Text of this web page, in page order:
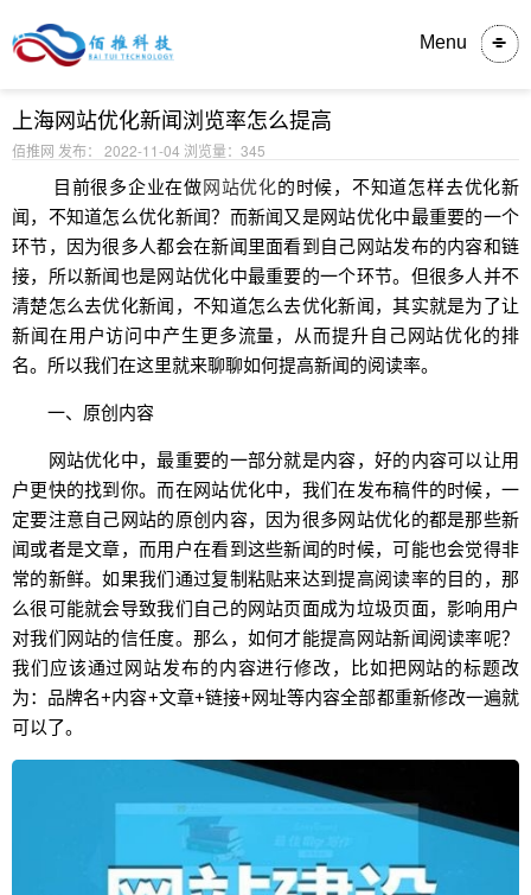
Menu
上海网站优化新闻浏览率怎么提高
佰推网 发布： 2022-11-04 浏览量：345
目前很多企业在做网站优化的时候，不知道怎样去优化新
闻，不知道怎么优化新闻？而新闻又是网站优化中最重要的一个
环节，因为很多人都会在新闻里面看到自己网站发布的内容和链
接，所以新闻也是网站优化中最重要的一个环节。但很多人并不
清楚怎么去优化新闻，不知道怎么去优化新闻，其实就是为了让
新闻在用户访问中产生更多流量，从而提升自己网站优化的排
名。所以我们在这里就来聊聊如何提高新闻的阅读率。
一、原创内容
网站优化中，最重要的一部分就是内容，好的内容可以让用
户更快的找到你。而在网站优化中，我们在发布稿件的时候，一
定要注意自己网站的原创内容，因为很多网站优化的都是那些新
闻或者是文章，而用户在看到这些新闻的时候，可能也会觉得非
常的新鲜。如果我们通过复制粘贴来达到提高阅读率的目的，那
么很可能就会导致我们自己的网站页面成为垃圾页面，影响用户
对我们网站的信任度。那么，如何才能提高网站新闻阅读率呢？
我们应该通过网站发布的内容进行修改，比如把网站的标题改
为：品牌名+内容+文章+链接+网址等内容全部都重新修改一遍就
可以了。